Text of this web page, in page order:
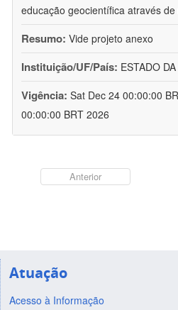
educação geocientífica através
Resumo: Vide projeto anexo
Instituição/UF/País: ESTADO
Vigência: Sat Dec 24 00:00:00
00:00:00 BRT 2026
Anterior
Atuação
Acesso à Informação